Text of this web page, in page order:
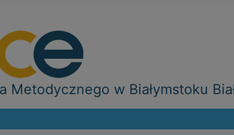
Metodycznego w Białymstoku